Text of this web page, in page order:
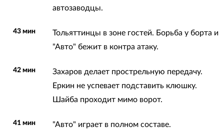
автозаводцы.
43 мин
Тольяттинцы в зоне гостей. Борьба у борта и
"Авто" бежит в контра атаку.
42 мин
Захаров делает прострельную передачу.
Еркин не успевает подставить клюшку.
Шайба проходит мимо ворот.
41 мин "Авто" играет в полном составе.